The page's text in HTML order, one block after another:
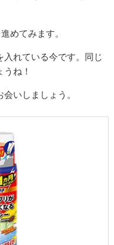
めてみます。
れている今です。同じ
ね！
いしましょう。